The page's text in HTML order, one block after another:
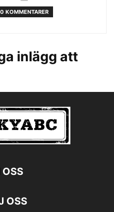
0 KOMMENTARER
inlägg att
OSS